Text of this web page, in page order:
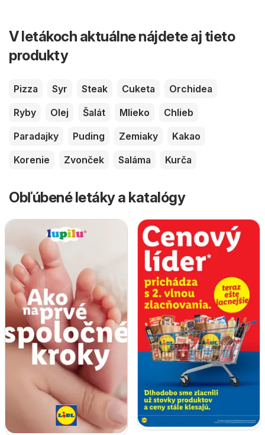
V letákoch aktuálne nájdete aj tieto
produkty
Pizza Syr Steak Cuketa
Orchidea
Ryby
Olej Šalát Mlieko
Chlieb
Paradajky
Puding Zemiaky
Kakao
Korenie
Zvonček Saláma Kurča
Obľúbené letáky a katalógy